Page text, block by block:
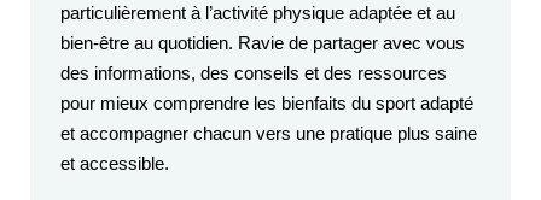
particulièrement à l’activité physique adaptée et au
bien-être au quotidien. Ravie de partager avec vous
des informations, des conseils et des ressources
pour mieux comprendre les bienfaits du sport adapté
et accompagner chacun vers une pratique plus saine
et accessible.